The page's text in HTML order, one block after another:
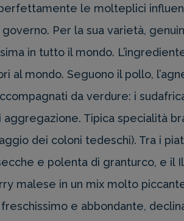
le molteplici
Per la sua varietà,
in tutto il mondo.
al mondo. Seguono il pollo,
da verdure: i
Tipica specialità
dei coloni tedeschi). Tra i
e polenta di granturco, e il
malese in un mix molto
e abbondante,